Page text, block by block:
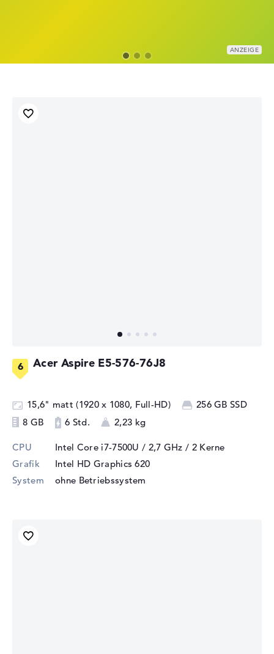
Acer Aspire E5-576-76J8
15,6" matt (1920 x 1080, Full-HD)
256 GB SSD
8 GB
6 Std. 2,23 kg
CPU Intel Core i7-7500U / 2,7 GHz / 2 Kerne
Grafik
Intel HD Graphics 620
System
ohne Betriebssystem